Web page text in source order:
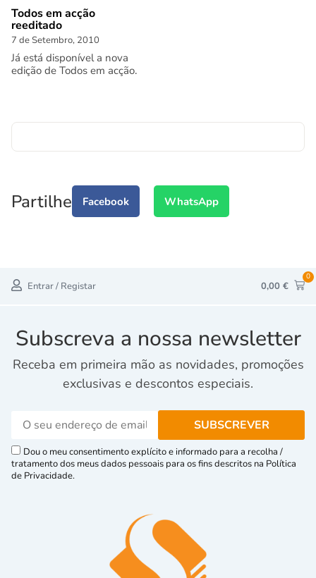
Todos em acção
reeditado
7 de Setembro, 2010
Já está disponível a nova
edição de Todos em acção.
Partilhe Facebook WhatsApp
Entrar / Registar 0,00 €
0
Subscreva a nossa newsletter
Receba em primeira mão as novidades, promoções
exclusivas e descontos especiais.
Dou o meu consentimento explícito e informado para a recolha /
tratamento dos meus dados pessoais para os fins descritos na Política
de Privacidade.